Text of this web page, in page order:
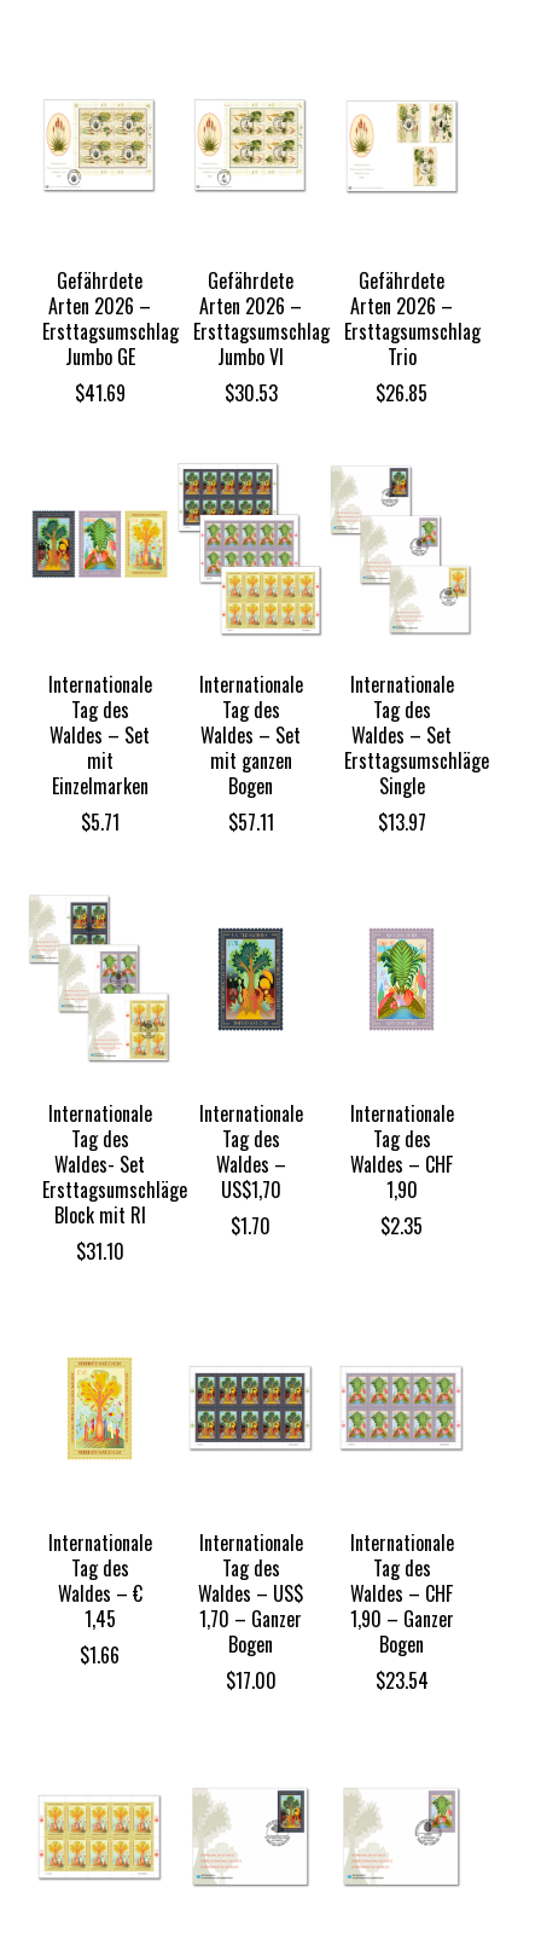
Gefährdete
Arten 2026 –
Ersttagsumschlag
Jumbo GE
$41.69
Gefährdete
Arten 2026 –
Ersttagsumschlag
Jumbo VI
$30.53
Gefährdete
Arten 2026 –
Ersttagsumschlag
Trio
$26.85
Internationale
Tag des
Waldes – Set
mit
Einzelmarken
$5.71
Internationale
Tag des
Waldes – Set
mit ganzen
Bogen
$57.11
Internationale
Tag des
Waldes – Set
Ersttagsumschläge
Single
$13.97
Internationale
Tag des
Waldes- Set
Ersttagsumschläge
Block mit RI
$31.10
Internationale
Tag des
Waldes –
US$1,70
$1.70
Internationale
Tag des
Waldes – CHF
1,90
$2.35
Internationale
Tag des
Waldes – €
1,45
$1.66
Internationale
Tag des
Waldes – US$
1,70 – Ganzer
Bogen
$17.00
Internationale
Tag des
Waldes – CHF
1,90 – Ganzer
Bogen
$23.54